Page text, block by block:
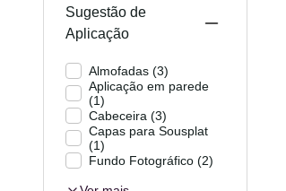
Sugestão de
Aplicação
Almofadas (3)
Aplicação em parede
(1)
Cabeceira (3)
Capas para Sousplat
(1)
Fundo Fotográfico (2)